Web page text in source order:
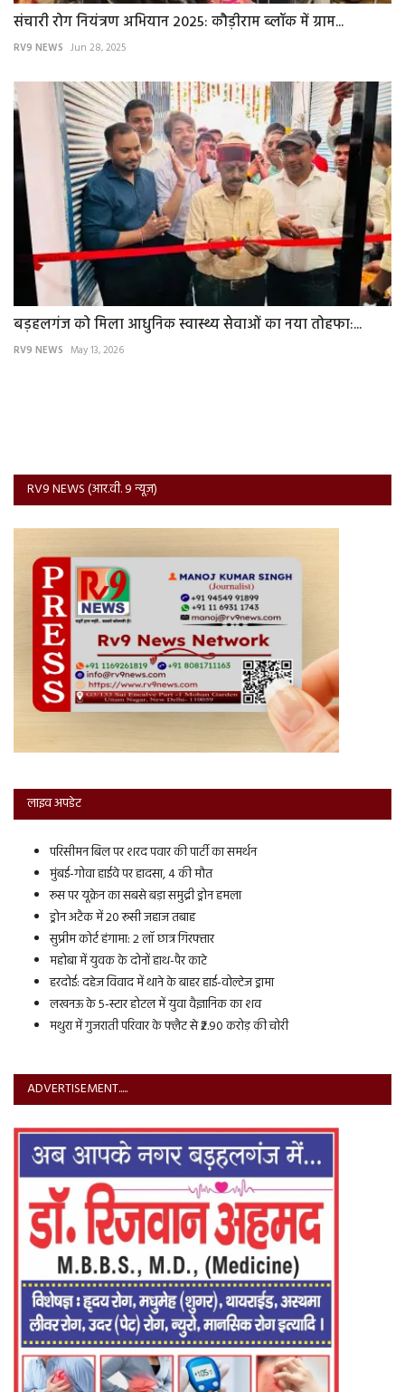
संचारी रोग नियंत्रण अभियान 2025: कौड़ीराम ब्लॉक में ग्राम...
RV9 NEWS Jun 28, 2025
बड़हलगंज को मिला आधुनिक स्वास्थ्य सेवाओं का नया तोहफा:...
RV9 NEWS May 13, 2026
RV9 NEWS (आर.वी. 9 न्यूज़)
लाइव अपडेट
परिसीमन बिल पर शरद पवार की पार्टी का समर्थन
मुंबई-गोवा हाईवे पर हादसा, 4 की मौत
रूस पर यूक्रेन का सबसे बड़ा समुद्री ड्रोन हमला
ड्रोन अटैक में 20 रूसी जहाज तबाह
सुप्रीम कोर्ट हंगामा: 2 लॉ छात्र गिरफ्तार
महोबा में युवक के दोनों हाथ-पैर काटे
हरदोई: दहेज विवाद में थाने के बाहर हाई-वोल्टेज ड्रामा
लखनऊ के 5-स्टार होटल में युवा वैज्ञानिक का शव
मथुरा में गुजराती परिवार के फ्लैट से ₹2.90 करोड़ की चोरी
ADVERTISEMENT.....